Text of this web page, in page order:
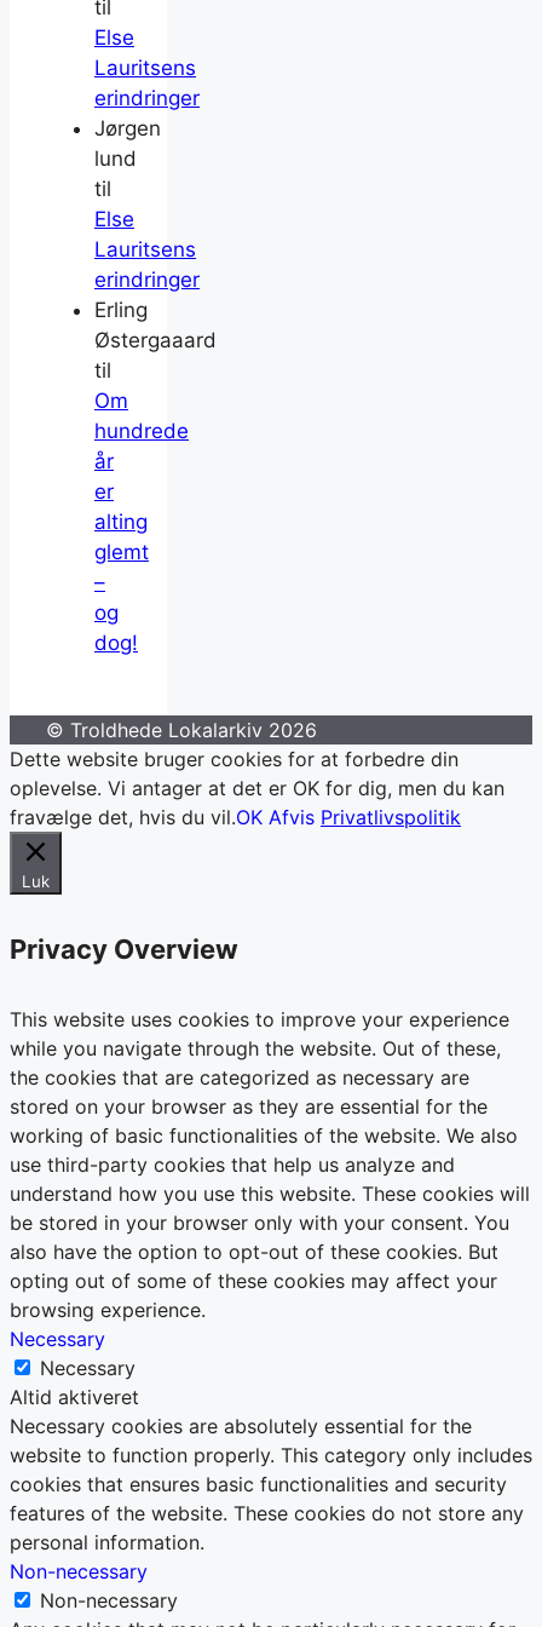
til
Else
Lauritsens
erindringer
Jørgen
lund
til
Else
Lauritsens
erindringer
Erling
Østergaaard
til
Om
hundrede
år
er
alting
glemt
–
og
dog!
© Troldhede Lokalarkiv 2026
Dette website bruger cookies for at forbedre din
oplevelse. Vi antager at det er OK for dig, men du kan
fravælge det, hvis du vil.OK Afvis Privatlivspolitik
Luk
Privacy Overview
This website uses cookies to improve your experience
while you navigate through the website. Out of these,
the cookies that are categorized as necessary are
stored on your browser as they are essential for the
working of basic functionalities of the website. We also
use third-party cookies that help us analyze and
understand how you use this website. These cookies will
be stored in your browser only with your consent. You
also have the option to opt-out of these cookies. But
opting out of some of these cookies may affect your
browsing experience.
Necessary
Necessary
Altid aktiveret
Necessary cookies are absolutely essential for the
website to function properly. This category only includes
cookies that ensures basic functionalities and security
features of the website. These cookies do not store any
personal information.
Non-necessary
Non-necessary